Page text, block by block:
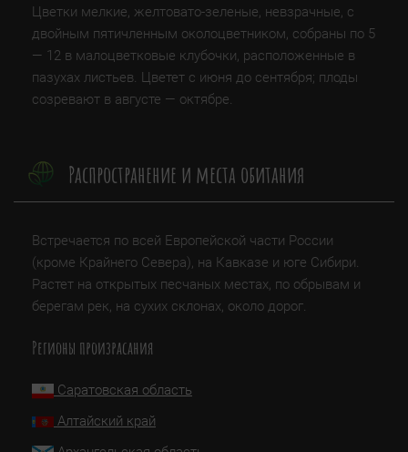
Цветки мелкие, желтовато-зеленые, невзрачные, с
двойным пятичленным околоцветником, собраны по 5
— 12 в малоцветковые клубочки, расположенные в
пазухах листьев. Цветет с июня до сентября; плоды
созревают в августе — октябре.
Распространение и места обитания
Встречается по всей Европейской части России
(кроме Крайнего Севера), на Кавказе и юге Сибири.
Растет на открытых песчаных местах, по обрывам и
берегам рек, на сухих склонах, около дорог.
Регионы произрасания
Саратовская область
Алтайский край